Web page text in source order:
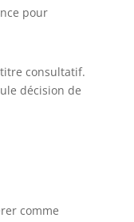
pour
consultatif.
décision de
comme